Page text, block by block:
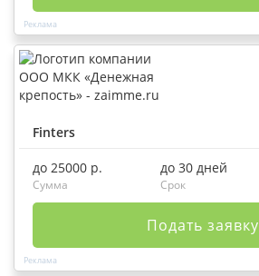
Finters
до 25000 р.
Сумма
до 30 дней
Срок
Подать заявку